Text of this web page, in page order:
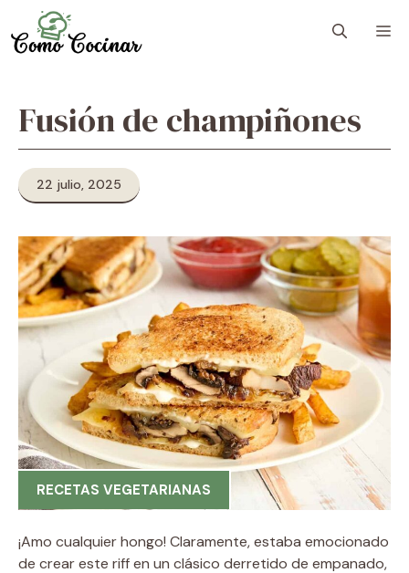
to
content
Fusión de champiñones
22 julio, 2025
RECETAS VEGETARIANAS
¡Amo cualquier hongo! Claramente, estaba emocionado
de crear este riff en un clásico derretido de empanado,